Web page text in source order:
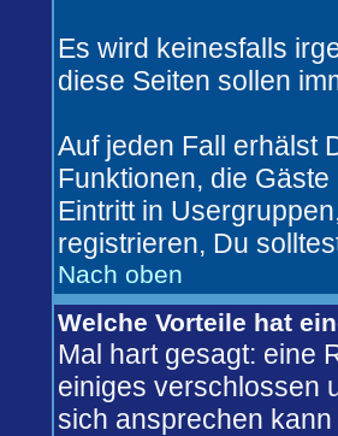
Es wird keinesfalls
diese Seiten sollen
Auf jeden Fall erhälst
Funktionen, die
Eintritt in
registrieren, Du
Nach oben
Welche Vorteile hat
Mal hart gesagt: eine
einiges verschlossen
sich ansprechen